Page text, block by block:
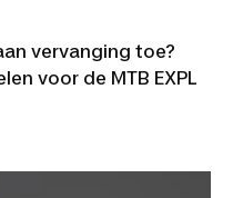
vervanging toe?
voor de MTB EXPL